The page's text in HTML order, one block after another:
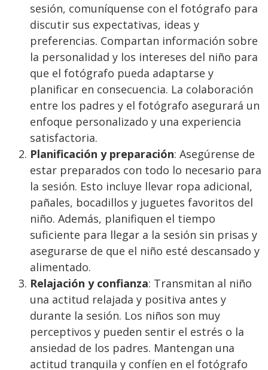
sesión, comuníquense con el fotógrafo para
discutir sus expectativas, ideas y
preferencias. Compartan información sobre
la personalidad y los intereses del niño para
que el fotógrafo pueda adaptarse y
planificar en consecuencia. La colaboración
entre los padres y el fotógrafo asegurará un
enfoque personalizado y una experiencia
satisfactoria.
Planificación y preparación: Asegúrense de
estar preparados con todo lo necesario para
la sesión. Esto incluye llevar ropa adicional,
pañales, bocadillos y juguetes favoritos del
niño. Además, planifiquen el tiempo
suficiente para llegar a la sesión sin prisas y
asegurarse de que el niño esté descansado y
alimentado.
Relajación y confianza: Transmitan al niño
una actitud relajada y positiva antes y
durante la sesión. Los niños son muy
perceptivos y pueden sentir el estrés o la
ansiedad de los padres. Mantengan una
actitud tranquila y confíen en el fotógrafo